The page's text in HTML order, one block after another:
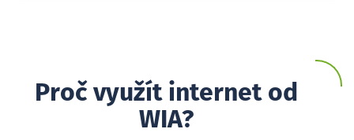
Proč využít internet od
WIA?